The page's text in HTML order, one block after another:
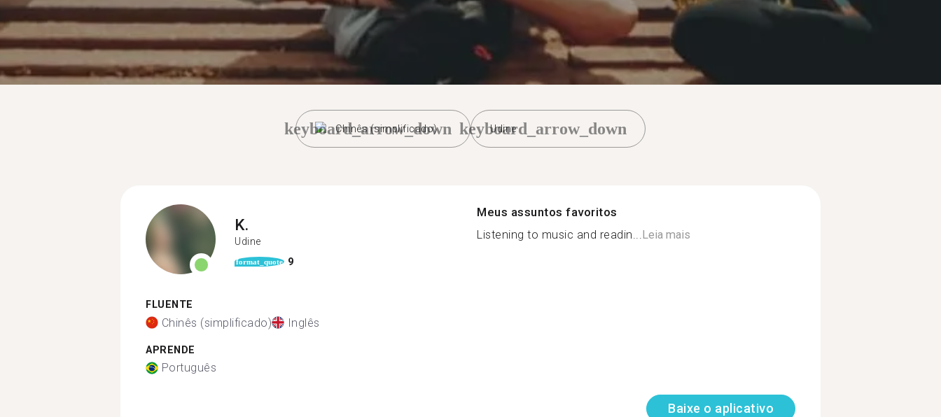
Chinês (simplificado)
keyboard_arrow_down Udine
keyboard_arrow_down
K.
Udine
format_quote 9
FLUENTE
Chinês (simplificado) Inglês
APRENDE
Português
Meus assuntos favoritos
Listening to music and readin...Leia mais
Baixe o aplicativo